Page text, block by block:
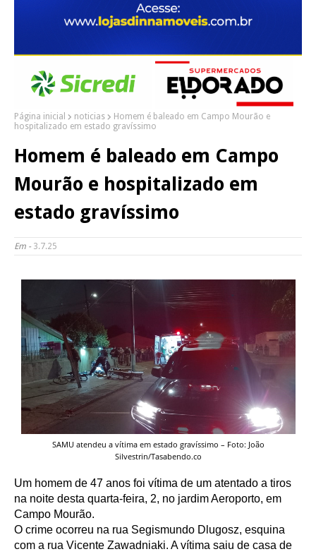
Página inicial noticias
Homem é baleado em Campo Mourão e
hospitalizado em estado gravíssimo
Homem é baleado em Campo
Mourão e hospitalizado em
estado gravíssimo
Em - 3.7.25
SAMU atendeu a vítima em estado gravíssimo – Foto: João
Silvestrin/Tasabendo.co
Um homem de 47 anos foi vítima de um atentado a tiros
na noite desta quarta-feira, 2, no jardim Aeroporto, em
Campo Mourão.
O crime ocorreu na rua Segismundo Dlugosz, esquina
com a rua Vicente Zawadniaki. A vítima saiu de casa de